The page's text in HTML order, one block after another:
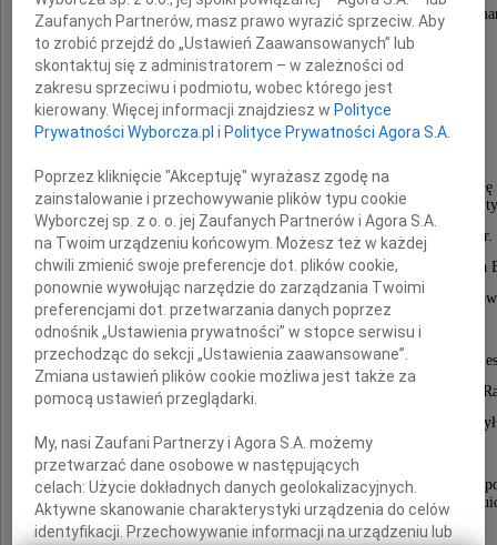
że w dniu 11 marca 2014 r. o godzinie 14.00
nasz wieloletni emerytowany pracownik
starszy felczer medycyny
Eugeniusz Wesoły
Urodził się 20 marca 1931 r. w Muniaczkowicach. Szkołę
ukończył w Krakowie i w dniu 1 września 1953 r. uzyskał
Pracę zawodową rozpoczął 15 listopada 1953 r.
Pracował w ambulatorium Huty, wtedy im. Bolesława
w Wydziale Zdrowia Urzędu Miasta w
w Izbie Wytrzeźwień w Częstochowie,
w ZOZ nr 3 przy ul. Bony, w Wojewódzkim Szpitalu
przy ul. PCK 1. Jednak najdłużej pracował w Pogotowiu
w Częstochowie przez długie 38 lat. Przez szereg lat
ciągle reformującego się pogotowia.
Zapamiętamy Go jako bardzo spokojnego, pokornego i
Człowieka o wielkiej cierpliwości i ogromnej
Zaufanych Partnerów, masz prawo wyrazić sprzeciw. Aby
to zrobić przejdź do „Ustawień Zaawansowanych” lub
skontaktuj się z administratorem – w zależności od
zakresu sprzeciwu i podmiotu, wobec którego jest
kierowany. Więcej informacji znajdziesz w Polityce
Prywatności Wyborcza.pl i Polityce Prywatności Agora S.A.
Poprzez kliknięcie "Akceptuję" wyrażasz zgodę na
zainstalowanie i przechowywanie plików typu cookie
Wyborczej sp. z o. o. jej Zaufanych Partnerów i Agora S.A.
na Twoim urządzeniu końcowym. Możesz też w każdej
chwili zmienić swoje preferencje dot. plików cookie,
ponownie wywołując narzędzie do zarządzania Twoimi
preferencjami dot. przetwarzania danych poprzez
odnośnik „Ustawienia prywatności” w stopce serwisu i
przechodząc do sekcji „Ustawienia zaawansowane”.
Zmiana ustawień plików cookie możliwa jest także za
pomocą ustawień przeglądarki.
My, nasi Zaufani Partnerzy i Agora S.A. możemy
przetwarzać dane osobowe w następujących
celach:Użycie dokładnych danych geolokalizacyjnych.
Aktywne skanowanie charakterystyki urządzenia do celów
identyfikacji. Przechowywanie informacji na urządzeniu lub